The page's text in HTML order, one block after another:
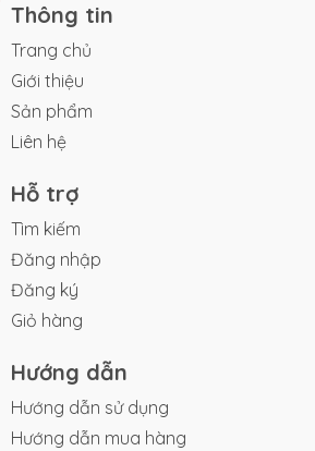
Thông tin
Trang chủ
Giới thiệu
Sản phẩm
Liên hệ
Hỗ trợ
Tìm kiếm
Đăng nhập
Đăng ký
Giỏ hàng
Hướng dẫn
Hướng dẫn sử dụng
Hướng dẫn mua hàng